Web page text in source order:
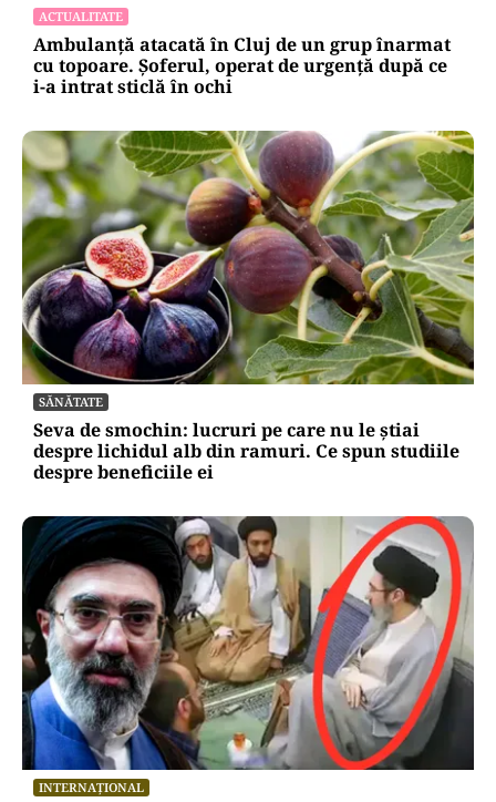
ACTUALITATE
Ambulanță atacată în Cluj de un grup înarmat
cu topoare. Șoferul, operat de urgență după ce
i-a intrat sticlă în ochi
SĂNĂTATE
Seva de smochin: lucruri pe care nu le știai
despre lichidul alb din ramuri. Ce spun studiile
despre beneficiile ei
INTERNAȚIONAL